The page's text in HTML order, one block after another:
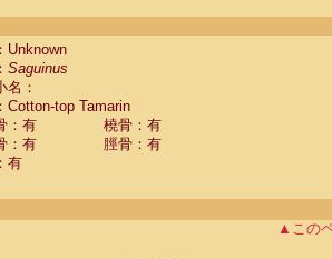
Unknown
Saguinus
名：
Cotton-top Tamarin
：有
橈骨：有
：有
脛骨：有
有
▲この